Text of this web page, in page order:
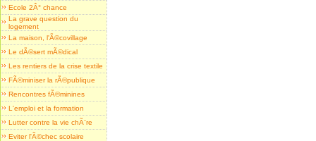
Ecole 2Â° chance
La grave question du
logement
La maison, l'Ã©covillage
Le dÃ©sert mÃ©dical
Les rentiers de la crise textile
FÃ©miniser la rÃ©publique
Rencontres fÃ©minines
L'emploi et la formation
Lutter contre la vie chÃ¨re
Eviter l'Ã©chec scolaire